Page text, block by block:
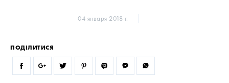
04 января 2018 г.
ПОДІЛИТИСЯ